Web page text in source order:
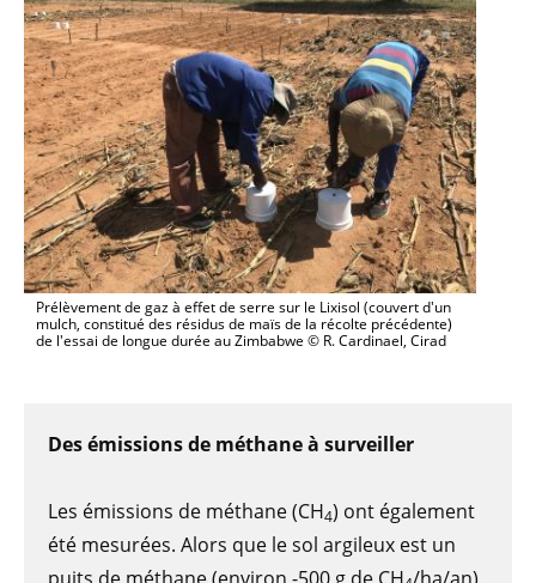
Prélèvement de gaz à effet de serre sur le Lixisol (couvert d'un
mulch, constitué des résidus de maïs de la récolte précédente)
de l'essai de longue durée au Zimbabwe © R. Cardinael, Cirad
Des émissions de méthane à surveiller
Les émissions de méthane (CH4) ont également
été mesurées. Alors que le sol argileux est un